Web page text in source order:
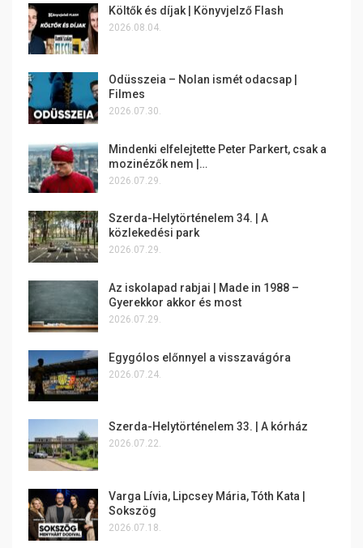
Költők és díjak | Könyvjelző Flash
2026.08.04.
Odüsszeia – Nolan ismét odacsap |
Filmes
2026.07.30.
Mindenki elfelejtette Peter Parkert, csak a
mozinézők nem |…
2026.07.29.
Szerda-Helytörténelem 34. | A
közlekedési park
2026.07.29.
Az iskolapad rabjai | Made in 1988 –
Gyerekkor akkor és most
2026.07.29.
Egygólos előnnyel a visszavágóra
2026.07.24.
Szerda-Helytörténelem 33. | A kórház
2026.07.22.
Varga Lívia, Lipcsey Mária, Tóth Kata |
Sokszög
2026.07.18.